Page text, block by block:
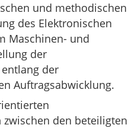
und methodischen
des Elektronischen
Maschinen- und
der
der
Auftragsabwicklung.
den beteiligten